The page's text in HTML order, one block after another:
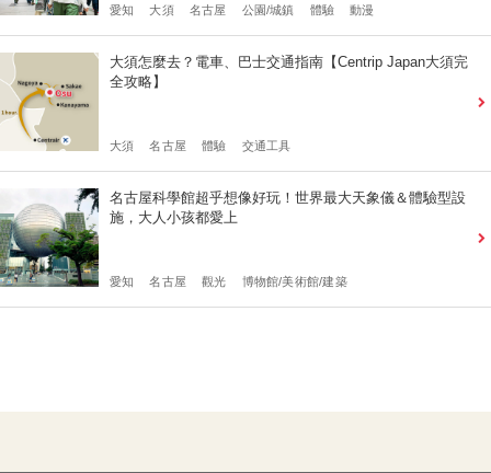
愛知 大須 名古屋 公園/城鎮 體驗 動漫
大須怎麼去？電車、巴士交通指南【Centrip Japan大須完
全攻略】
大須 名古屋 體驗 交通工具
名古屋科學館超乎想像好玩！世界最大天象儀＆體驗型設
施，大人小孩都愛上
愛知 名古屋 觀光 博物館/美術館/建築